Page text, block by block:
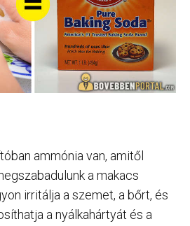
ammónia van, amitől
a makacs
irritálja a szemet, a bőrt, és
a nyálkahártyát és a